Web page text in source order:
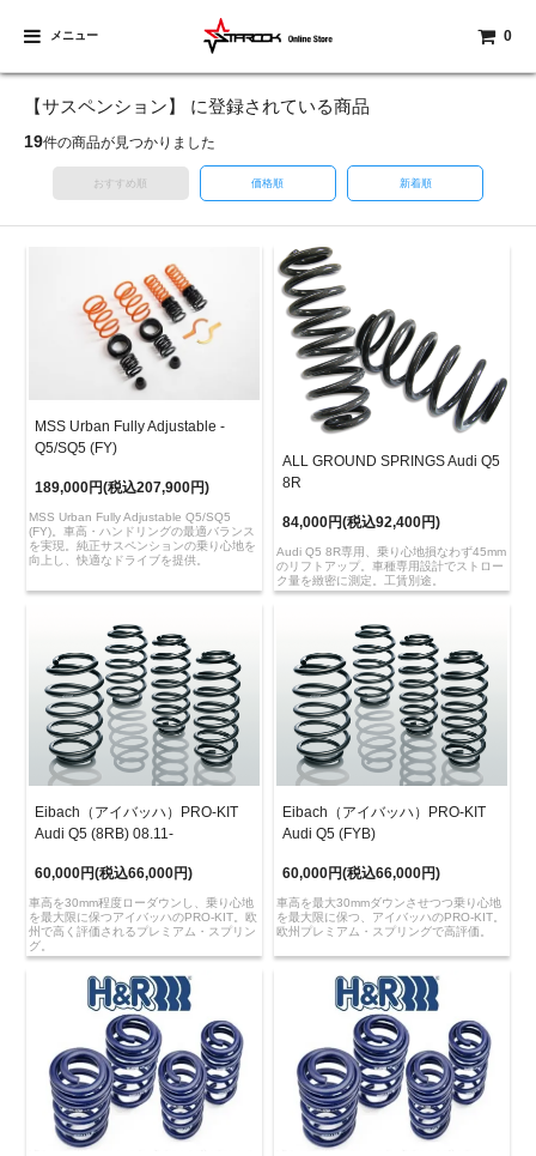
メニュー 0
【サスペンション】 に登録されている商品
19件の商品が見つかりました
おすすめ順 価格順 新着順
MSS Urban Fully Adjustable -
Q5/SQ5 (FY)
189,000円(税込207,900円)
MSS Urban Fully Adjustable Q5/SQ5
(FY)。車高・ハンドリングの最適バランス
を実現。純正サスペンションの乗り心地を
向上し、快適なドライブを提供。
ALL GROUND SPRINGS Audi Q5
8R
84,000円(税込92,400円)
Audi Q5 8R専用、乗り心地損なわず45mm
のリフトアップ。車種専用設計でストロー
ク量を緻密に測定。工賃別途。
Eibach（アイバッハ）PRO-KIT
Audi Q5 (8RB) 08.11-
60,000円(税込66,000円)
車高を30mm程度ローダウンし、乗り心地
を最大限に保つアイバッハのPRO-KIT。欧
州で高く評価されるプレミアム・スプリン
グ。
Eibach（アイバッハ）PRO-KIT
Audi Q5 (FYB)
60,000円(税込66,000円)
車高を最大30mmダウンさせつつ乗り心地
を最大限に保つ、アイバッハのPRO-KIT。
欧州プレミアム・スプリングで高評価。